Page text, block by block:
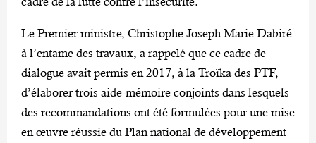
Le Premier ministre, Christophe Joseph Marie Dabiré
à l’entame des travaux, a rappelé que ce cadre de
dialogue avait permis en 2017, à la Troïka des PTF,
d’élaborer trois aide-mémoire conjoints dans lesquels
des recommandations ont été formulées pour une mise
en œuvre réussie du Plan national de développement